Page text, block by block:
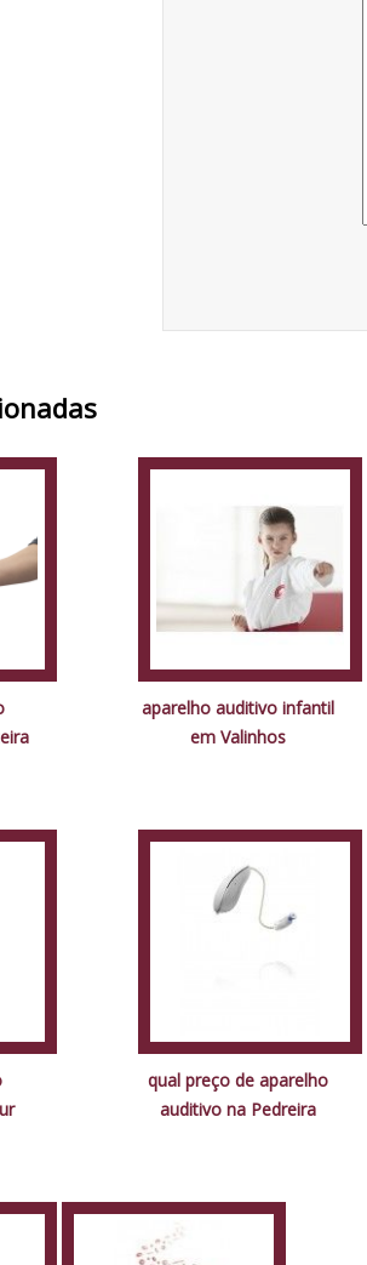
aparelho auditivo infantil
em Valinhos
qual preço de aparelho
auditivo na Pedreira